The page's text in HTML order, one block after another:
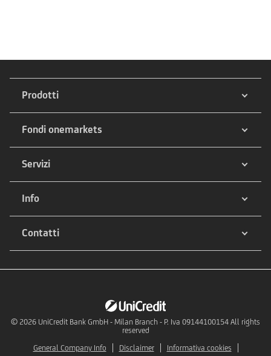
Prodotti
Fondi onemarkets
Servizi
Info
Contatti
© 2026 UniCredit Bank GmbH - Milan Branch - P. Iva 09144100154 All rights
reserved
General Company Info
Disclaimer Informativa cookies